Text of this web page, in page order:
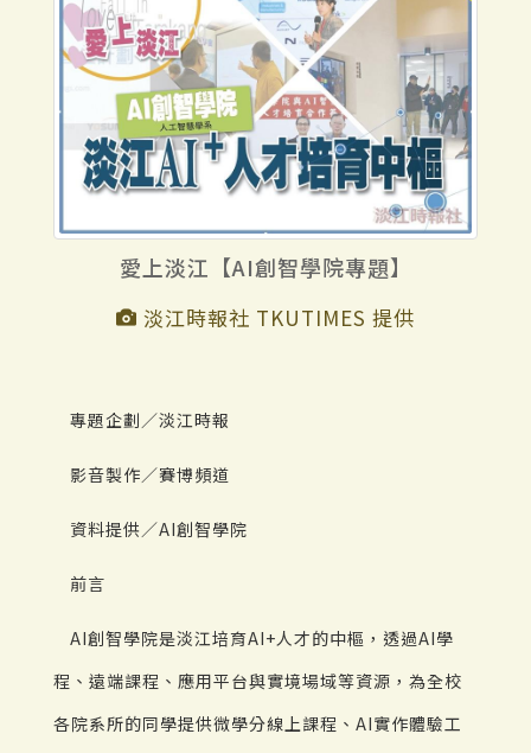
愛上淡江【AI創智學院專題】
淡江時報社 TKUTIMES 提供
專題企劃／淡江時報
影音製作／賽博頻道
資料提供／AI創智學院
前言
AI創智學院是淡江培育AI+人才的中樞，透過AI學
程、遠端課程、應用平台與實境場域等資源，為全校
各院系所的同學提供微學分線上課程、AI實作體驗工